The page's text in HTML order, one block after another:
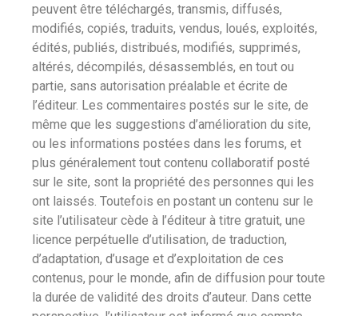
peuvent être téléchargés, transmis, diffusés,
modifiés, copiés, traduits, vendus, loués, exploités,
édités, publiés, distribués, modifiés, supprimés,
altérés, décompilés, désassemblés, en tout ou
partie, sans autorisation préalable et écrite de
l’éditeur. Les commentaires postés sur le site, de
même que les suggestions d’amélioration du site,
ou les informations postées dans les forums, et
plus généralement tout contenu collaboratif posté
sur le site, sont la propriété des personnes qui les
ont laissés. Toutefois en postant un contenu sur le
site l’utilisateur cède à l’éditeur à titre gratuit, une
licence perpétuelle d’utilisation, de traduction,
d’adaptation, d’usage et d’exploitation de ces
contenus, pour le monde, afin de diffusion pour toute
la durée de validité des droits d’auteur. Dans cette